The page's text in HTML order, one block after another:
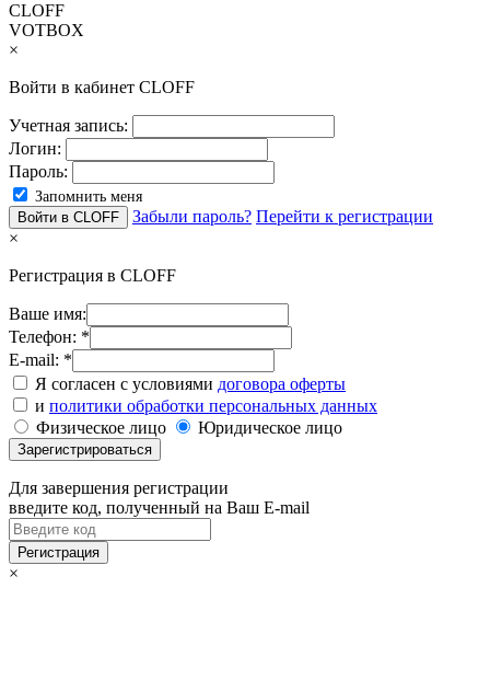
CLOFF
VOTBOX
×
Войти в кабинет CLOFF
Учетная запись:
Логин:
Пароль:
Запомнить меня
Забыли пароль? Перейти к регистрации
×
Регистрация в CLOFF
Ваше имя:
Телефон: *
E-mail: *
Я согласен с условиями договора оферты
и политики обработки персональных данных
Физическое лицо
Юридическое лицо
Для завершения регистрации
введите код, полученный на Ваш E-mail
×